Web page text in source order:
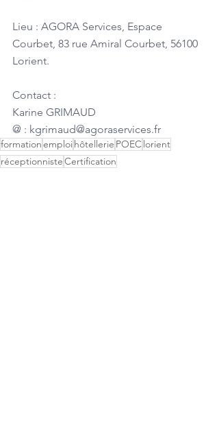
Lieu : AGORA Services, Espace
Courbet, 83 rue Amiral Courbet, 56100
Lorient.
Contact :
Karine GRIMAUD
@ : kgrimaud@agoraservices.fr
formationemploi hôtellerie POEC lorient
réceptionnisteCertification